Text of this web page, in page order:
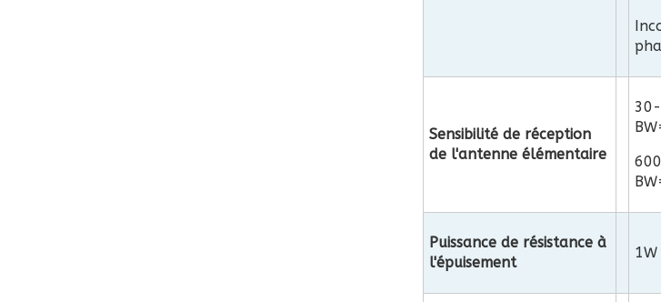
Sensibilité de réception
de l'antenne élémentaire
Puissance de résistance à
l'épuisement